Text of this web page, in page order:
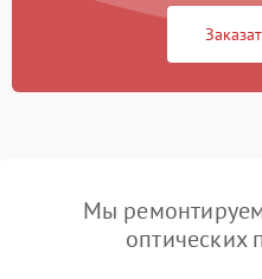
Мы
оптических